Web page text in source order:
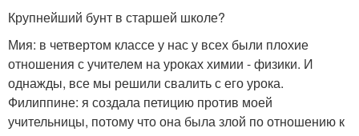
Крупнейший бунт в старшей школе?
Мия: в четвертом классе у нас у всех были плохие
отношения с учителем на уроках химии - физики. И
однажды, все мы решили свалить с его урока.
Филиппине: я создала петицию против моей
учительницы, потому что она была злой по отношению к